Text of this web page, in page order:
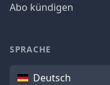
Abo kündigen
SPRACHE
SpracheDeutsch